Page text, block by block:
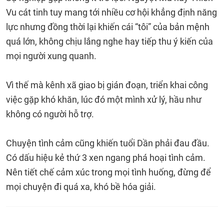
Vu cát tinh tuy mang tới nhiều cơ hội khẳng định năng
lực nhưng đồng thời lại khiến cái “tôi” của bản mệnh
quá lớn, không chịu lắng nghe hay tiếp thu ý kiến của
mọi người xung quanh.
Vì thế mà kênh xã giao bị gián đoạn, triển khai công
việc gặp khó khăn, lúc đó một mình xử lý, hầu như
không có người hỗ trợ.
Chuyện tình cảm cũng khiến tuổi Dần phải đau đầu.
Có dấu hiệu kẻ thứ 3 xen ngang phá hoại tình cảm.
Nên tiết chế cảm xúc trong mọi tình huống, đừng để
mọi chuyện đi quá xa, khó bề hóa giải.